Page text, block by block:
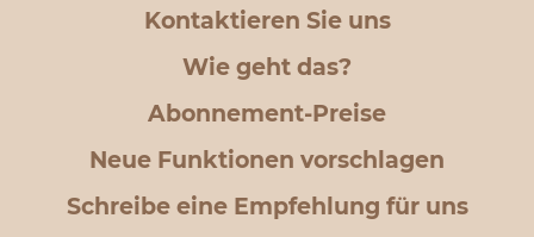
Kontaktieren Sie uns
Wie geht das?
Abonnement-Preise
Neue Funktionen vorschlagen
Schreibe eine Empfehlung für uns